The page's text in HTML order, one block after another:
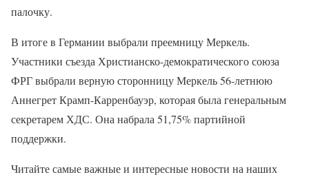
палочку.
В итоге в Германии выбрали преемницу Меркель.
Участники съезда Христианско-демократического союза
ФРГ выбрали верную сторонницу Меркель 56-летнюю
Аннегрет Крамп-Карренбауэр, которая была генеральным
секретарем ХДС. Она набрала 51,75% партийной
поддержки.
Читайте самые важные и интересные новости на наших